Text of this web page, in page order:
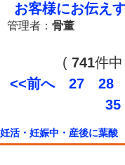
お客様にお伝え
管理者： 骨董
( 741件中
<<前へ
27 28
35
妊活・妊娠中・産後に葉酸